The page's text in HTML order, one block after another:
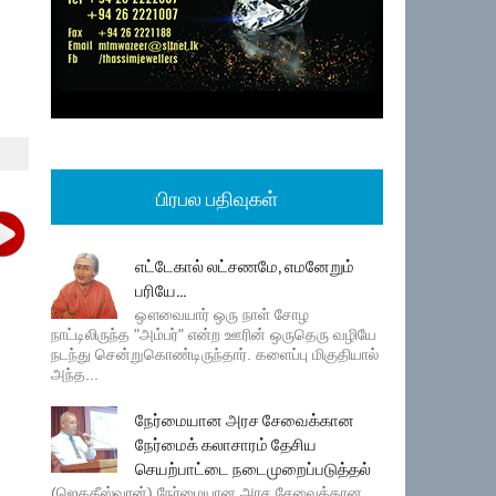
பிரபல பதிவுகள்
எட்டேகால் லட்சணமே, எமனேறும்
பரியே...
ஔவையார் ஒரு நாள் சோழ
நாட்டிலிருந்த "அம்பர்" என்ற ஊரின் ஒருதெரு வழியே
நடந்து சென்றுகொண்டிருந்தார். களைப்பு மிகுதியால்
அந்த...
நேர்மையான அரச சேவைக்கான
நேர்மைக் கலாசாரம் தேசிய
செயற்பாட்டை நடைமுறைப்படுத்தல்
(ஜெகதீஸ்வரன்) நேர்மையான அரச சேவைக்கான